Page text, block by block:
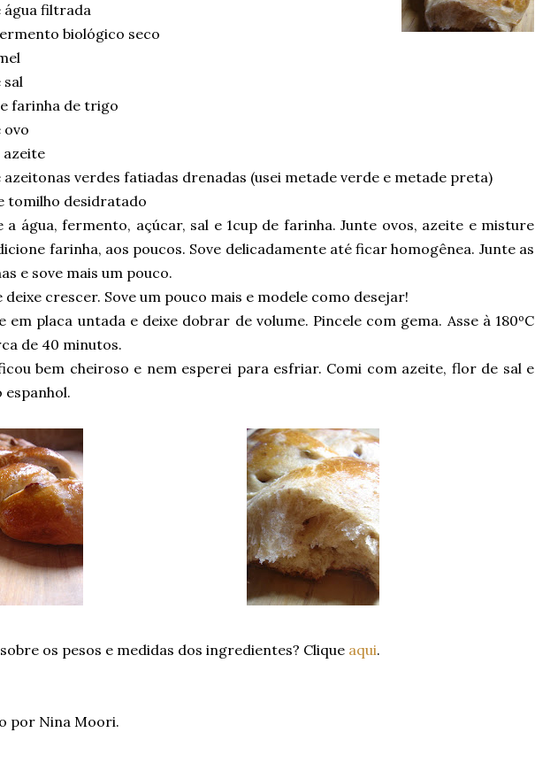
água filtrada
biológico seco
sal
farinha de trigo
ovo
azeite
azeitonas verdes fatiadas drenadas (usei metade verde e metade preta)
tomilho desidratado
a água, fermento, açúcar, sal e 1cup de farinha. Junte ovos, azeite e misture
farinha, aos poucos. Sove delicadamente até ficar homogênea. Junte as
e sove mais um pouco.
deixe crescer. Sove um pouco mais e modele como desejar!
em placa untada e deixe dobrar de volume. Pincele com gema. Asse à 180ºC
de 40 minutos.
bem cheiroso e nem esperei para esfriar. Comi com azeite, flor de sal e
espanhol.
os pesos e medidas dos ingredientes? Clique aqui.
por Nina Moori.